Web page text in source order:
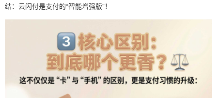
结：云闪付是支付的“智能增强版”！